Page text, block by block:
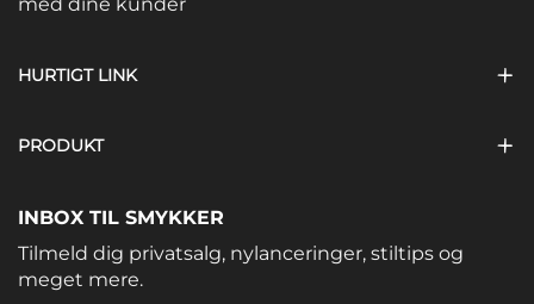
med dine kunder
HURTIGT LINK
PRODUKT
INBOX TIL SMYKKER
Tilmeld dig privatsalg, nylanceringer, stiltips og
meget mere.